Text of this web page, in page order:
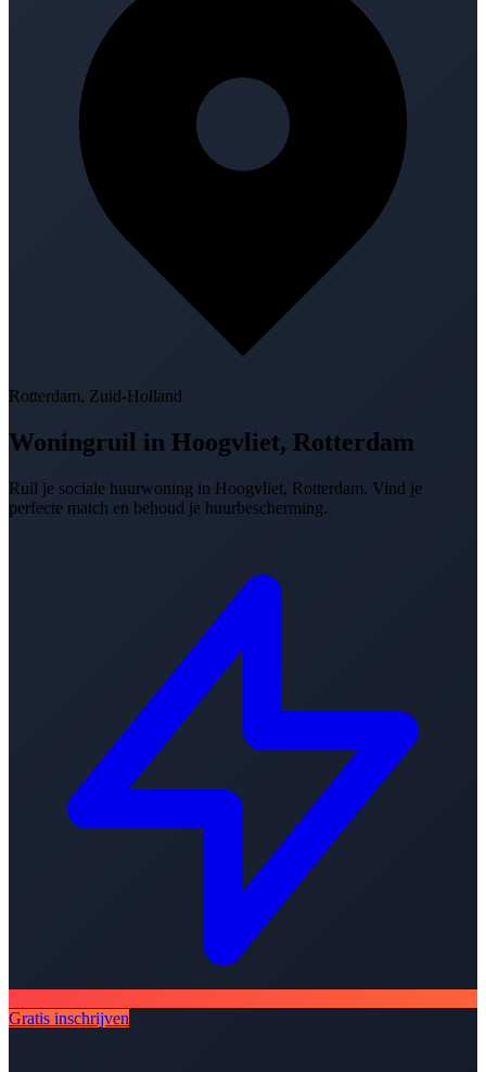
Rotterdam, Zuid-Holland
Woningruil in Hoogvliet, Rotterdam
Ruil je sociale huurwoning in Hoogvliet, Rotterdam. Vind je
perfecte match en behoud je huurbescherming.
Gratis inschrijven